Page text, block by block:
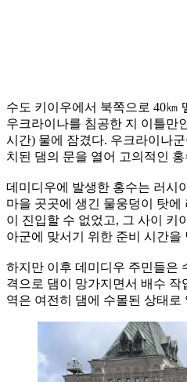
수도 키이우에서 북쪽으로 40㎞
우크라이나를 침공한 지 이틀만
시간) 물에 잠겼다. 우크라이나
치된 댐의 문을 열어 고의적인
데미디우에 발생한 홍수는 러시
마을 곳곳에 생긴 물웅덩이 탓
이 진입할 수 없었고, 그 사이 키
아군에 맞서기 위한 준비 시간을
하지만 이후 데미디우 주민들은
격으로 댐이 망가지면서 배수 작
역은 여전히 댐에 수몰된 상태로